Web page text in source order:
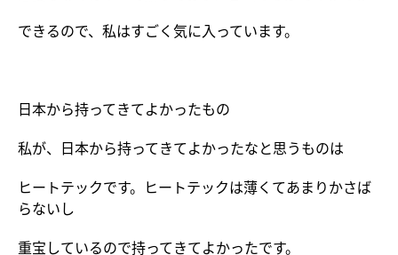
できるので、私はすごく気に入っています。
日本から持ってきてよかったもの
私が、日本から持ってきてよかったなと思うものは
ヒートテックです。ヒートテックは薄くてあまりかさば
らないし
重宝しているので持ってきてよかったです。